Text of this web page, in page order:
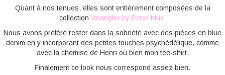
Quant à nos tenues, elles sont entièrement composées de la
collection Wrangler by Peter Max
Nous avons préféré rester dans la sobriété avec des pièces en blue
denim en y incorporant des petites touches psychédélique, comme
avec la chemise de Henri ou bien mon tee-shirt.
Finalement ce look nous correspond assez bien.